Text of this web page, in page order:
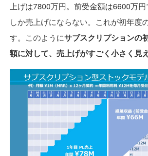
上げは7800万円。前受金額は6600万
しか売上げにならない。これが初年度
す。このようにサブスクリプションの
額に対して、売上げがすごく小さく見